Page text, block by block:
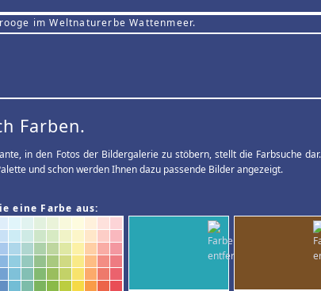
im Weltnaturerbe Wattenmeer.
Farben.
in den Fotos der Bildergalerie zu stöbern, stellt die Farbsuche
und schon werden Ihnen dazu passende Bilder angezeigt.
eine Farbe aus: